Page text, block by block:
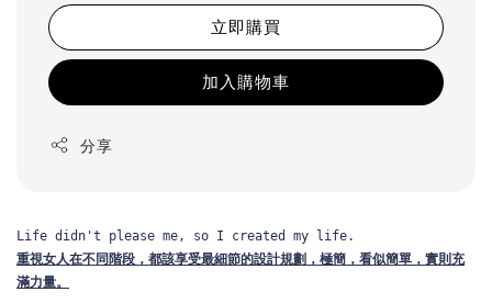
立即購買
加入購物車
分享
Life didn't please me, so I created my life.
重視女人在不同階段，都該享受最細節的設計規劃， 極簡，看似簡單，實則充
滿力量。